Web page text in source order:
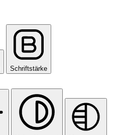
Schriftstärke